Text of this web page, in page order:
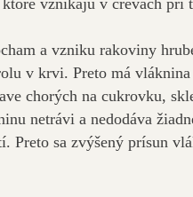
vznikajú v črevách pri
a vzniku rakoviny
v krvi. Preto má
chorých na cukrovku,
netrávi a nedodáva
Preto sa zvýšený prísun